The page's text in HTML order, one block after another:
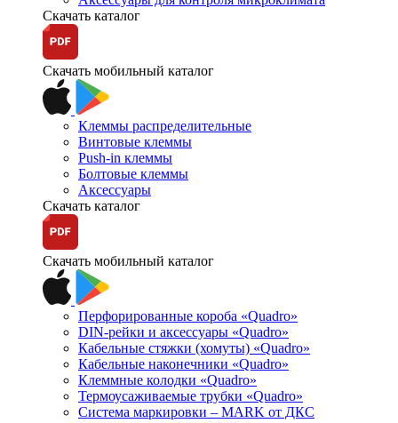
Скачать каталог
Скачать мобильный каталог
Клеммы распределительные
Винтовые клеммы
Push-in клеммы
Болтовые клеммы
Аксессуары
Скачать каталог
Скачать мобильный каталог
Перфорированные короба «Quadro»
DIN-рейки и аксессуары «Quadro»
Кабельные стяжки (хомуты) «Quadro»
Кабельные наконечники «Quadro»
Клеммные колодки «Quadro»
Термоусаживаемые трубки «Quadro»
Система маркировки – MARK от ДКС